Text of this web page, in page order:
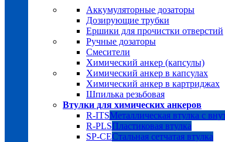
Аккумуляторные дозаторы
Дозирующие трубки
Ершики для прочистки отверстий
Ручные дозаторы
Смесители
Химический анкер (капсулы)
Химический анкер в капсулах
Химический анкер в картриджах
Шпилька резьбовая
Втулки для химических анкеров
R-ITSМеталлическая втулка с
R-PLSПластиковая втулка
SP-CEСтальная сетчатая втулка